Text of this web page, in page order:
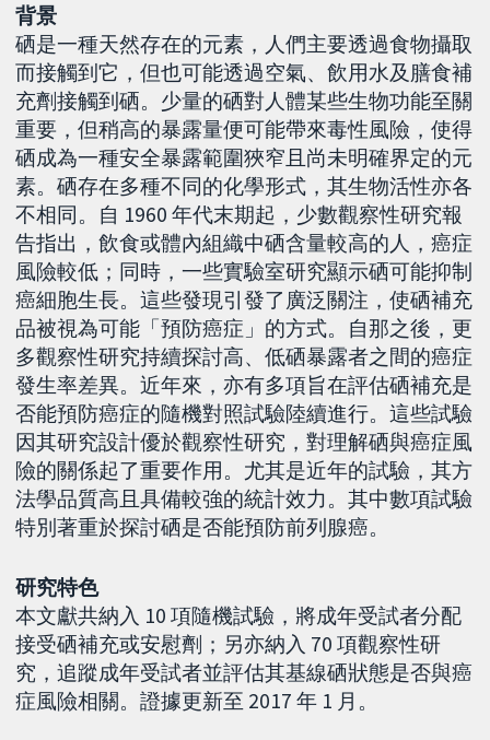
背景
硒是一種天然存在的元素，人們主要透過食物攝取
而接觸到它，但也可能透過空氣、飲用水及膳食補
充劑接觸到硒。少量的硒對人體某些生物功能至關
重要，但稍高的暴露量便可能帶來毒性風險，使得
硒成為一種安全暴露範圍狹窄且尚未明確界定的元
素。硒存在多種不同的化學形式，其生物活性亦各
不相同。自 1960 年代末期起，少數觀察性研究報
告指出，飲食或體內組織中硒含量較高的人，癌症
風險較低；同時，一些實驗室研究顯示硒可能抑制
癌細胞生長。這些發現引發了廣泛關注，使硒補充
品被視為可能「預防癌症」的方式。自那之後，更
多觀察性研究持續探討高、低硒暴露者之間的癌症
發生率差異。近年來，亦有多項旨在評估硒補充是
否能預防癌症的隨機對照試驗陸續進行。這些試驗
因其研究設計優於觀察性研究，對理解硒與癌症風
險的關係起了重要作用。尤其是近年的試驗，其方
法學品質高且具備較強的統計效力。其中數項試驗
特別著重於探討硒是否能預防前列腺癌。
研究特色
本文獻共納入 10 項隨機試驗，將成年受試者分配
接受硒補充或安慰劑；另亦納入 70 項觀察性研
究，追蹤成年受試者並評估其基線硒狀態是否與癌
症風險相關。證據更新至 2017 年 1 月。